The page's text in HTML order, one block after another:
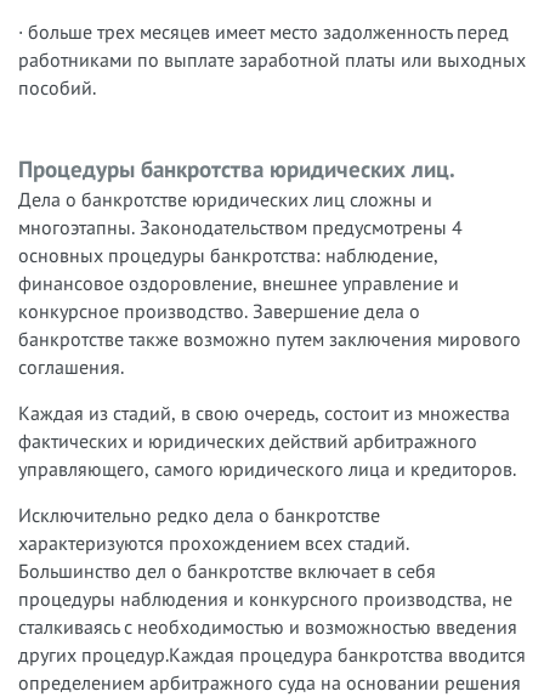
· больше трех месяцев имеет место задолженность перед
работниками по выплате заработной платы или выходных
пособий.
Процедуры банкротства юридических лиц.
Дела о банкротстве юридических лиц сложны и
многоэтапны. Законодательством предусмотрены 4
основных процедуры банкротства: наблюдение,
финансовое оздоровление, внешнее управление и
конкурсное производство. Завершение дела о
банкротстве также возможно путем заключения мирового
соглашения.
Каждая из стадий, в свою очередь, состоит из множества
фактических и юридических действий арбитражного
управляющего, самого юридического лица и кредиторов.
Исключительно редко дела о банкротстве
характеризуются прохождением всех стадий.
Большинство дел о банкротстве включает в себя
процедуры наблюдения и конкурсного производства, не
сталкиваясь с необходимостью и возможностью введения
других процедур.Каждая процедура банкротства вводится
определением арбитражного суда на основании решения